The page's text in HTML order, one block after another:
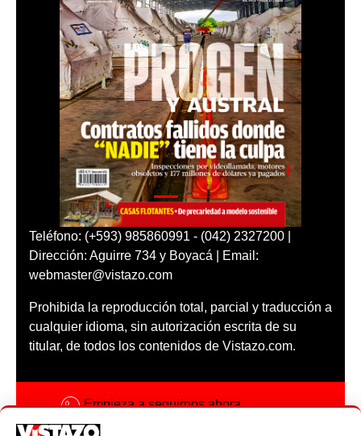
Teléfono: (+593) 985860991 - (042) 2327200 |
Dirección: Aguirre 734 y Boyacá | Email:
webmaster@vistazo.com
Prohibida la reproducción total, parcial y traducción a
cualquier idioma, sin autorización escrita de su
titular, de todos los contenidos de Vistazo.com.
Empieza a seguirnos ahora